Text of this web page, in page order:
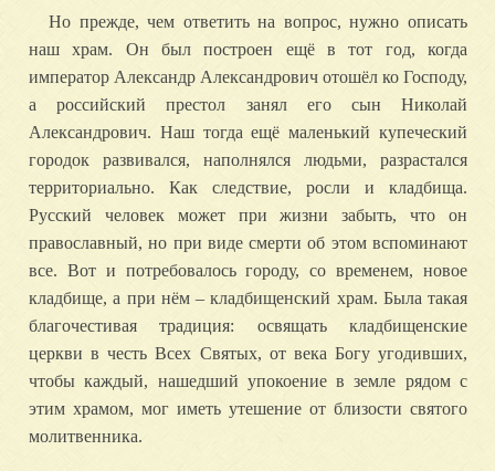
Но прежде, чем ответить на вопрос, нужно описать
наш храм. Он был построен ещё в тот год, когда
император Александр Александрович отошёл ко Господу,
а российский престол занял его сын Николай
Александрович. Наш тогда ещё маленький купеческий
городок развивался, наполнялся людьми, разрастался
территориально. Как следствие, росли и кладбища.
Русский человек может при жизни забыть, что он
православный, но при виде смерти об этом вспоминают
все. Вот и потребовалось городу, со временем, новое
кладбище, а при нём – кладбищенский храм. Была такая
благочестивая традиция: освящать кладбищенские
церкви в честь Всех Святых, от века Богу угодивших,
чтобы каждый, нашедший упокоение в земле рядом с
этим храмом, мог иметь утешение от близости святого
молитвенника.